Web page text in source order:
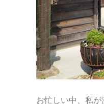
お忙しい中、私